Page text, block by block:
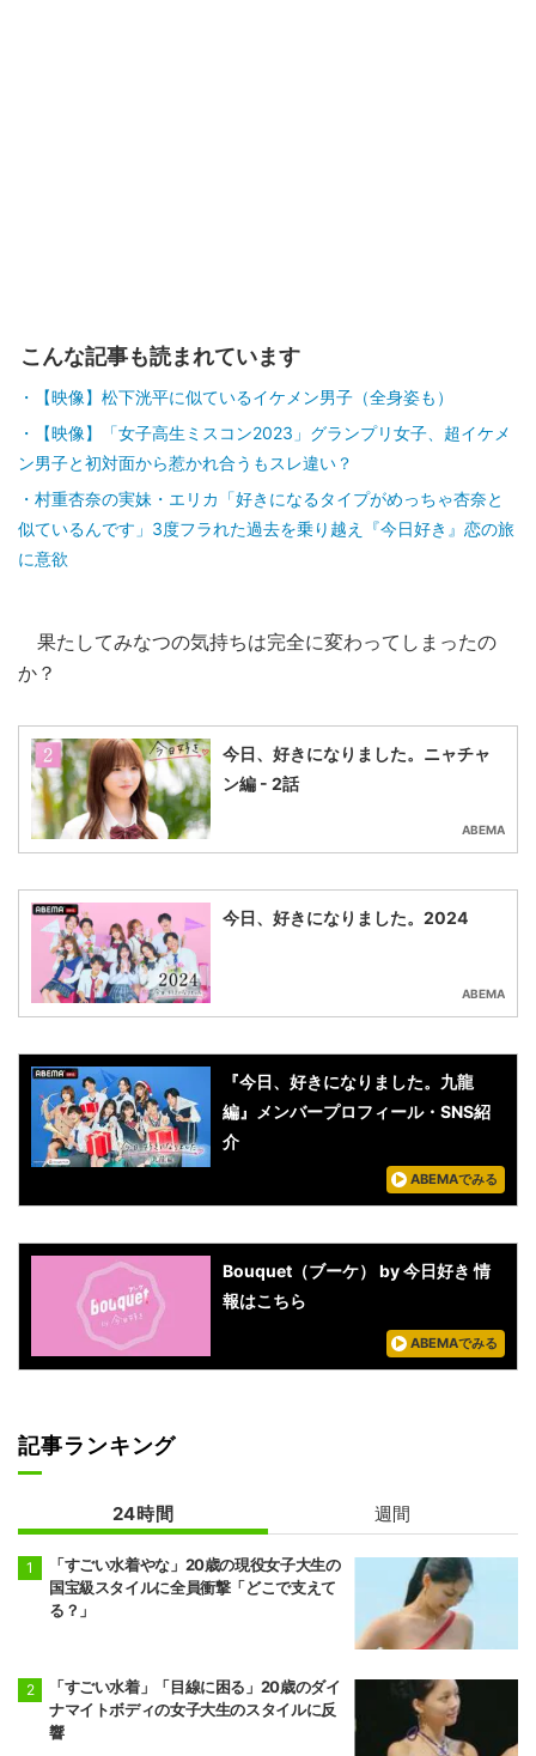
こんな記事も読まれています
【映像】松下洸平に似ているイケメン男子（全身姿も）
【映像】「女子高生ミスコン2023」グランプリ女子、超イケメ
ン男子と初対面から惹かれ合うもスレ違い？
村重杏奈の実妹・エリカ「好きになるタイプがめっちゃ杏奈と
似ているんです」3度フラれた過去を乗り越え『今日好き』恋の旅
に意欲
果たしてみなつの気持ちは完全に変わってしまったの
か？
今日、好きになりました。ニャチャ
ン編 - 2話
ABEMA
今日、好きになりました。2024
ABEMA
『今日、好きになりました。九龍
編』メンバープロフィール・SNS紹
介
ABEMAでみる
Bouquet（ブーケ） by 今日好き 情
報はこちら
ABEMAでみる
記事ランキング
24時間 週間
「すごい水着やな」20歳の現役女子大生の
国宝級スタイルに全員衝撃「どこで支えて
る？」
「すごい水着」「目線に困る」20歳のダイ
ナマイトボディの女子大生のスタイルに反
響